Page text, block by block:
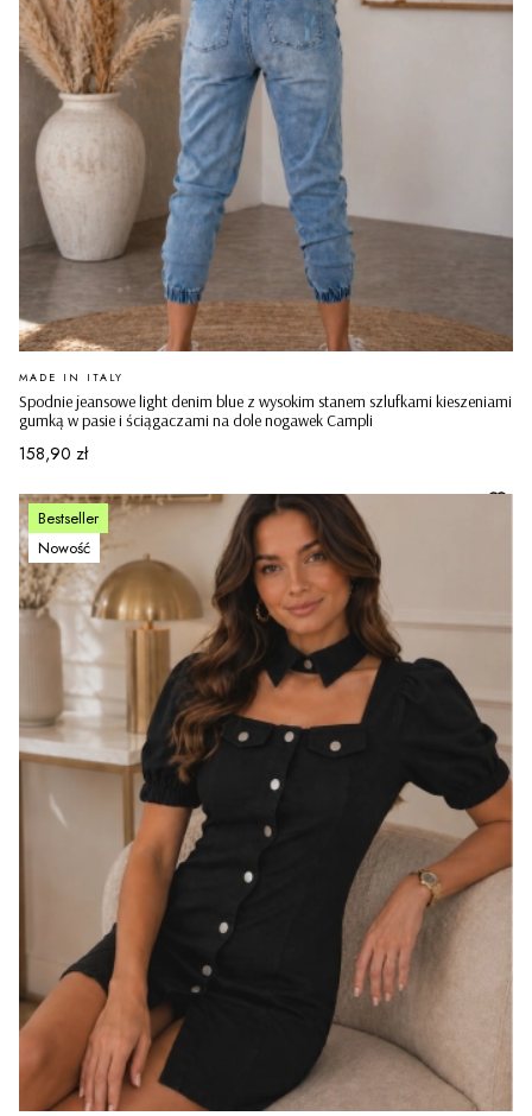
Spodnie jeansowe light denim blue z wysokim stanem szlufkami kieszeniami
gumką w pasie i ściągaczami na dole nogawek Campli
PRODUCENT
MADE IN ITALY
Cena
158,90 zł
Bestseller
Nowość